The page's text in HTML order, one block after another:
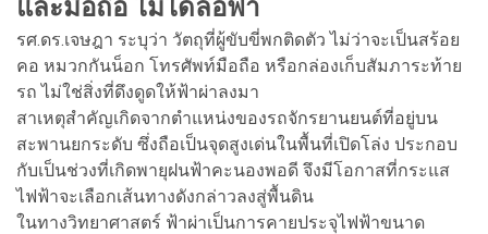
และมือถือ ไม่ได้ล่อฟ้า
รศ.ดร.เจษฎา ระบุว่า วัตถุที่ผู้ขับขี่พกติดตัว ไม่ว่าจะเป็นสร้อย
คอ หมวกกันน็อก โทรศัพท์มือถือ หรือกล่องเก็บสัมภาระท้าย
รถ ไม่ใช่สิ่งที่ดึงดูดให้ฟ้าผ่าลงมา
สาเหตุสำคัญเกิดจากตำแหน่งของรถจักรยานยนต์ที่อยู่บน
สะพานยกระดับ ซึ่งถือเป็นจุดสูงเด่นในพื้นที่เปิดโล่ง ประกอบ
กับเป็นช่วงที่เกิดพายุฝนฟ้าคะนองพอดี จึงมีโอกาสที่กระแส
ไฟฟ้าจะเลือกเส้นทางดังกล่าวลงสู่พื้นดิน
ในทางวิทยาศาสตร์ ฟ้าผ่าเป็นการคายประจุไฟฟ้าขนาด